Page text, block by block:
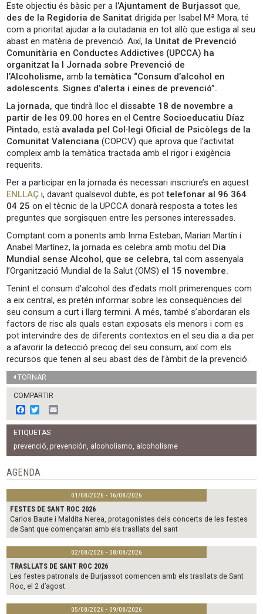
Este objectiu és bàsic per a l’Ajuntament de Burjassot que,
des de la Regidoria de Sanitat dirigida per Isabel Mª Mora, té
com a prioritat ajudar a la ciutadania en tot allò que estiga al seu
abast en matèria de prevenció. Així, la Unitat de Prevenció
Comunitària en Conductes Addictives (UPCCA) ha
organitzat la I Jornada sobre Prevenció de
l’Alcoholisme, amb latemàtica “Consum d’alcohol en
adolescents. Signes d’alerta i eines de prevenció”.
La jornada, que tindrà lloc el dissabte 18 de novembre a
partir de les 09.00 hores en el Centre Socioeducatiu Díaz
Pintado, està avalada pel Col·legi Oficial de Psicòlegs de la
Comunitat Valenciana (COPCV) que aprova que l’activitat
compleix amb la temàtica tractada amb el rigor i exigència
requerits.
Per a participar en la jornada és necessari inscriure’s en aquest
ENLLAÇ i, davant qualsevol dubte, es pottelefonar al 96 364
04 25 on el tècnic de la UPCCA donarà resposta a totes les
preguntes que sorgisquen entre les persones interessades.
Comptant com a ponents amb Inma Esteban, Marian Martín i
Anabel Martínez, la jornada es celebra amb motiu del Dia
Mundial sense Alcohol, que se celebra, tal com assenyala
l’Organització Mundial de la Salut (OMS) el 15 novembre.
Tenint el consum d’alcohol des d’edats molt primerenques com
a eix central, es pretén informar sobre les conseqüències del
seu consum a curt i llarg termini. A més, també s’abordaran els
factors de risc als quals estan exposats els menors i com es
pot intervindre des de diferents contextos en el seu dia a dia per
a afavorir la detecció precoç del seu consum, així com els
recursos que tenen al seu abast des de l’àmbit de la prevenció.
TORNAR
COMPARTIR
F
a
c
e
b
o
o
k
w
i
t
t
e
m
a
l
ETIQUETAS
prevenció, prevención, alcoholismo, alcoholisme
AGENDA
01/08/2026 - 16/08/2026
FESTES DE SANT ROC 2026
Carlos Baute i Maldita Nerea, protagonistes dels concerts de les festes
de Sant que començaran amb els trasllats del sant
02/08/2026 - 08/08/2026
TRASLLATS DE SANT ROC 2026
Les festes patronals de Burjassot comencen amb els trasllats de Sant
Roc, el 2 d’agost
05/08/2026 - 09/08/2026